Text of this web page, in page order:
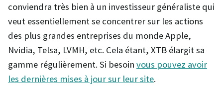
conviendra très bien à un investisseur généraliste qui
veut essentiellement se concentrer sur les actions
des plus grandes entreprises du monde Apple,
Nvidia, Telsa, LVMH, etc. Cela étant, XTB élargit sa
gamme régulièrement. Si besoin vous pouvez avoir
les dernières mises à jour sur leur site.